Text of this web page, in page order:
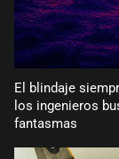
El blindaje
los ingenieros
fantasmas